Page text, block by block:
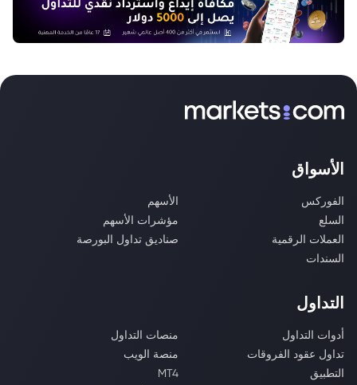
الأسواق
الفوركس
الأسهم
السلع
مؤشرات الأسهم
العملات الرقمية
صناديق تداول البورصة
السندات
التداول
أدوات التداول
منصات التداول
تداول عقود الفروقات
منصة الويب
التطبيق
MT4